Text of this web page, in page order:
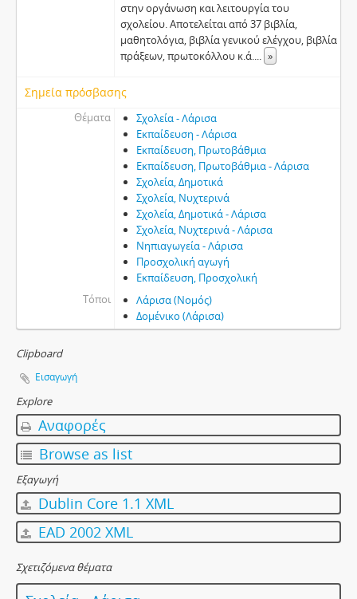
στην οργάνωση και λειτουργία του
σχολείου. Αποτελείται από 37 βιβλία,
μαθητολόγια, βιβλία γενικού ελέγχου, βιβλία
πράξεων, πρωτοκόλλου κ.ά.... »
Σημεία πρόσβασης
Θέματα
Σχολεία - Λάρισα
Εκπαίδευση - Λάρισα
Εκπαίδευση, Πρωτοβάθμια
Εκπαίδευση, Πρωτοβάθμια - Λάρισα
Σχολεία, Δημοτικά
Σχολεία, Νυχτερινά
Σχολεία, Δημοτικά - Λάρισα
Σχολεία, Νυχτερινά - Λάρισα
Νηπιαγωγεία - Λάρισα
Προσχολική αγωγή
Εκπαίδευση, Προσχολική
Τόποι
Λάρισα (Νομός)
Δομένικο (Λάρισα)
Clipboard
Εισαγωγή
Explore
Αναφορές
Browse as list
Εξαγωγή
Dublin Core 1.1 XML
EAD 2002 XML
Σχετιζόμενα θέματα